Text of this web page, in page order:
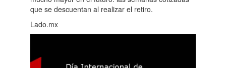
que se descuentan al realizar el retiro.
Lado.mx